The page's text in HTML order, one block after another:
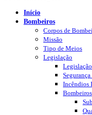
Início
Bombeiros
Corpos de
Missão
Tipo de Meios
Legislação
Incêndios
Bombeiros